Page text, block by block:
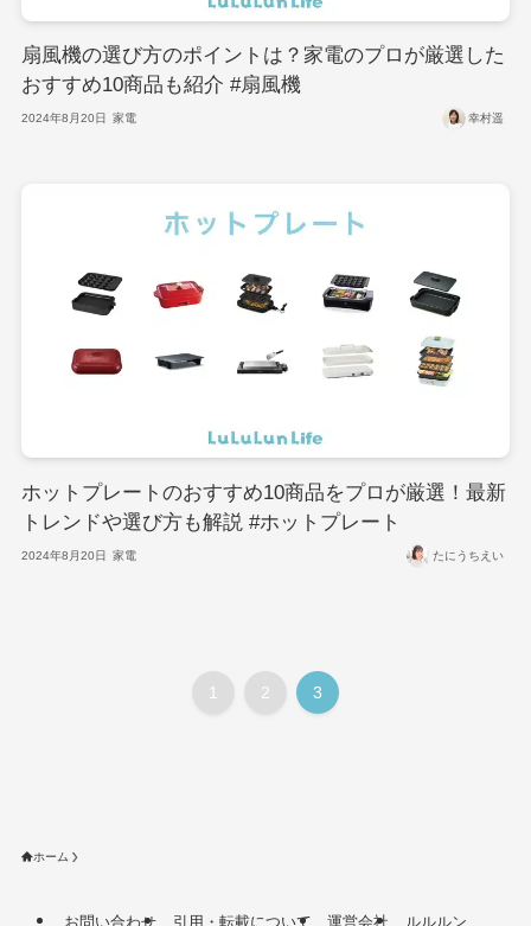
扇風機の選び方のポイントは？家電のプロが厳選した
おすすめ10商品も紹介 #扇風機
2024年8月20日 家電 幸村遥
ホットプレートのおすすめ10商品をプロが厳選！最新
トレンドや選び方も解説 #ホットプレート
2024年8月20日 家電 たにうちえい
1 2 3
ホーム
お問い合わせ 引用・転載について 運営会社 ルルルン